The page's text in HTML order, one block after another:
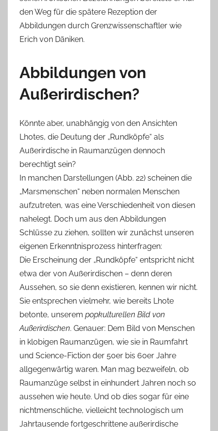
den Weg für die spätere Rezeption der
Abbildungen durch Grenzwissenschaftler wie
Erich von Däniken.
Abbildungen von
Außerirdischen?
Könnte aber, unabhängig von den Ansichten
Lhotes, die Deutung der „Rundköpfe“ als
Außerirdische in Raumanzügen dennoch
berechtigt sein?
In manchen Darstellungen (Abb. 22) scheinen die
„Marsmenschen“ neben normalen Menschen
aufzutreten, was eine Verschiedenheit von diesen
nahelegt. Doch um aus den Abbildungen
Schlüsse zu ziehen, sollten wir zunächst unseren
eigenen Erkenntnisprozess hinterfragen:
Die Erscheinung der „Rundköpfe“ entspricht nicht
etwa der von Außerirdischen – denn deren
Aussehen, so sie denn existieren, kennen wir nicht.
Sie entsprechen vielmehr, wie bereits Lhote
betonte, unserem popkulturellen Bild von
Außerirdischen. Genauer: Dem Bild von Menschen
in klobigen Raumanzügen, wie sie in Raumfahrt
und Science-Fiction der 50er bis 60er Jahre
allgegenwärtig waren. Man mag bezweifeln, ob
Raumanzüge selbst in einhundert Jahren noch so
aussehen wie heute. Und ob dies sogar für eine
nichtmenschliche, vielleicht technologisch um
Jahrtausende fortgeschrittene außerirdische